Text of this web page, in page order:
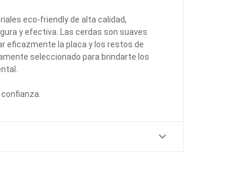
eco-friendly de alta calidad,
y efectiva. Las cerdas son suaves
eficazmente la placa y los restos de
seleccionado para brindarte los